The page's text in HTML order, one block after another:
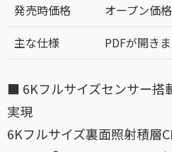
発売時価格
オープン価格
主な仕様
PDFが開き
■ 6Kフルサイズセンサー搭
実現
6Kフルサイズ裏面照射積層